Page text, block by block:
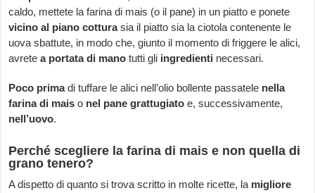
caldo, mettete la farina di mais (o il pane) in un piatto e ponete
vicino al piano cotturasia il piatto sia la ciotola contenente le
uova sbattute, in modo che, giunto il momento di friggere le alici,
avretea portata di mano tutti gli ingredienti necessari.
Poco primadi tuffare le alici nell’olio bollente passatele nella
farina di mais o nel pane grattugiato e, successivamente,
nell’uovo.
Perché scegliere la farina di mais e non quella di
grano tenero?
A dispetto di quanto si trova scritto in molte ricette, la migliore